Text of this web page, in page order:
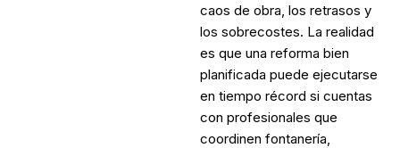
caos de obra, los retrasos y
los sobrecostes. La realidad
es que una reforma bien
planificada puede ejecutarse
en tiempo récord si cuentas
con profesionales que
coordinen fontanería,